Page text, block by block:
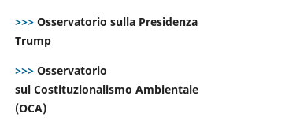
>>> Osservatorio sulla Presidenza
Trump
>>> Osservatorio
sul Costituzionalismo Ambientale
(OCA)